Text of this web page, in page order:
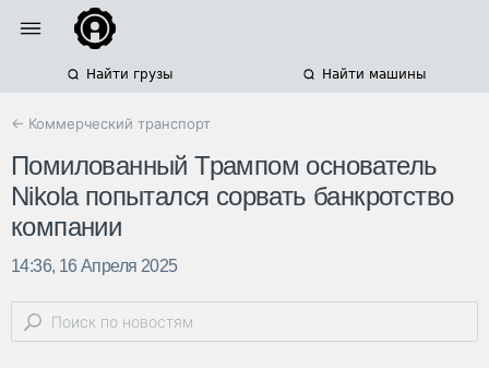
Найти грузы Найти машины
← Коммерческий транспорт
Помилованный Трампом основатель
Nikola попытался сорвать банкротство
компании
14:36, 16 Апреля 2025